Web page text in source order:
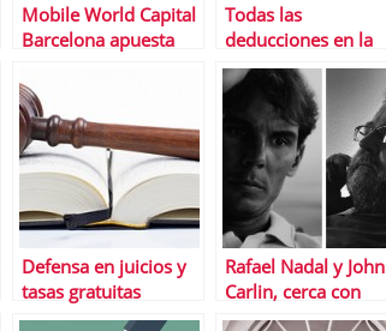
Mobile World Capital
Barcelona apuesta
emprendedores con
4YFN
Todas las
deducciones en la
declaraciÃ³n de la
renta 2014
Defensa en juicios y
tasas gratuitas
gracias a LegÃ¡litas
Rafael Nadal y John
Carlin, cerca con
Banco Sabadell